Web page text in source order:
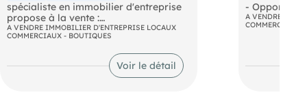
spécialiste en immobilier d'entreprise
propose à la vente :
EMPLACEMENT N°1 CENTRE VILLE
Les murs d'un local commercial
d'environ 67 m² situé Bd de la
A VENDRE IMMOBILIER D'ENTREPRISE LOCAUX
COMMERCIAUX - BOUTIQUES
Voir le détail
-
- Local
logements
A VENDRE
COMMERCIAUX